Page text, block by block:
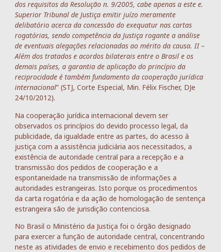
dos requisitos da Resolução n. 9/2005, cabe apenas a este e.
Superior Tribunal de Justiça emitir juízo meramente
delibatório acerca da concessão do exequatur nas cartas
rogatórias, sendo competência da Justiça rogante a análise
de eventuais alegações relacionadas ao mérito da causa. II –
Além dos tratados e acordos bilaterais entre o Brasil e os
demais países, a garantia de aplicação do princípio da
reciprocidade é também fundamento da cooperação jurídica
internacional” (STJ, Corte Especial, Min. Félix Fischer, DJe
24/10/2012).
Na cooperação jurídica internacional devem ser
observados os princípios do devido processo legal, da
publicidade, da igualdade entre as partes, do acesso à
justiça com a assistência judiciária aos necessitados, a
existência de autoridade central para a recepção e a
transmissão dos pedidos de cooperação e a
espontaneidade na transmissão de informações a
autoridades estrangeiras. Isto porque os procedimentos
da carta rogatória e da ação de homologação de sentença
estrangeira são de jurisdição contenciosa.
No Brasil o Ministério da Justiça foi o órgão designado
para exercer a função de autoridade central, concentrando
neste as atividades de envio e recebimento dos pedidos de